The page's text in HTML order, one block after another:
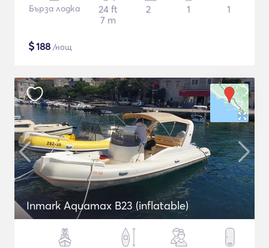
Бърза лодка
24 ft
7 m
2 1 1
$188 /нощ
Inmark Aquamax B23 (inflatable)